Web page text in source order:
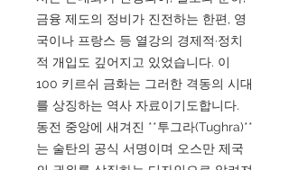
금융 제도의 정비가 진전하는 한편, 영
국이나 프랑스 등 열강의 경제적·정치
적 개입도 깊어지고 있었습니다. 이
100 키르쉬 금화는 그러한 격동의 시대
를 상징하는 역사 자료이기도합니다.
동전 중앙에 새겨진 **투그라(Tughra)**
는 술탄의 공식 서명이며 오스만 제국